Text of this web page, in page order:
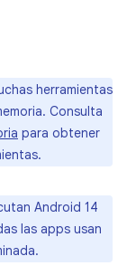
herramientas
Consulta
para obtener
Android 14
las apps usan